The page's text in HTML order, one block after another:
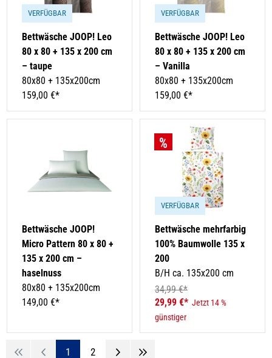
VERFÜGBAR
Bettwäsche JOOP! Leo
80 x 80 + 135 x 200 cm
– taupe
80x80 + 135x200cm
159,00 €*
VERFÜGBAR
Bettwäsche JOOP! Leo
80 x 80 + 135 x 200 cm
– Vanilla
80x80 + 135x200cm
159,00 €*
Bettwäsche JOOP!
Micro Pattern 80 x 80 +
135 x 200 cm –
haselnuss
80x80 + 135x200cm
149,00 €*
VERFÜGBAR
Bettwäsche mehrfarbig
100% Baumwolle 135 x
200
B/H ca. 135x200 cm
34,99 €*
29,99 €* Jetzt 14 %
günstiger
1 2